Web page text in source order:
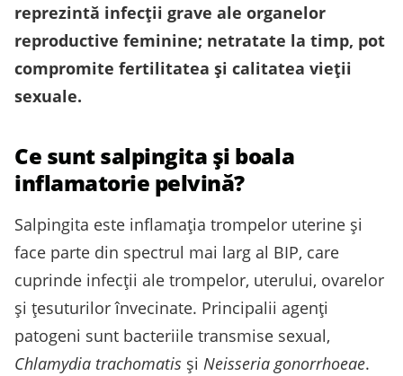
reprezintă infecții grave ale organelor
reproductive feminine; netratate la timp, pot
compromite fertilitatea și calitatea vieții
sexuale.
Ce sunt salpingita și boala
inflamatorie pelvină?
Salpingita este inflamația trompelor uterine și
face parte din spectrul mai larg al BIP, care
cuprinde infecții ale trompelor, uterului, ovarelor
și țesuturilor învecinate. Principalii agenţi
patogeni sunt bacteriile transmise sexual,
Chlamydia trachomatis și Neisseria gonorrhoeae.